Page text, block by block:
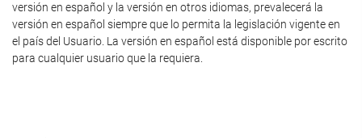
versión en español y la versión en otros idiomas, prevalecerá la
versión en español siempre que lo permita la legislación vigente en
el país del Usuario. La versión en español está disponible por escrito
para cualquier usuario que la requiera.